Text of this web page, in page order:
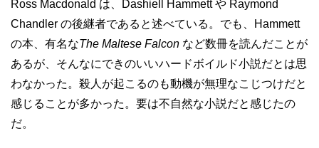
Ross Macdonald は、Dashiell Hammett や Raymond
Chandler の後継者であると述べている。でも、Hammett
の本、有名なThe Maltese Falcon など数冊を読んだことが
あるが、そんなにできのいいハードボイルド小説だとは思
わなかった。殺人が起こるのも動機が無理なこじつけだと
感じることが多かった。要は不自然な小説だと感じたの
だ。